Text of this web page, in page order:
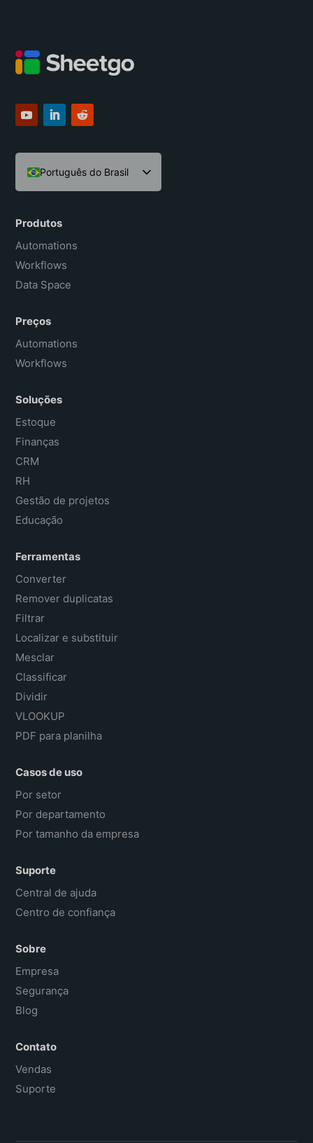
Português do Brasil
English
Español
Français
Produtos
Automations
Workflows
Data Space
Preços
Automations
Workflows
Soluções
Estoque
Finanças
CRM
RH
Gestão de projetos
Educação
Ferramentas
Converter
Remover duplicatas
Filtrar
Localizar e substituir
Mesclar
Classificar
Dividir
VLOOKUP
PDF para planilha
Casos de uso
Por setor
Por departamento
Por tamanho da empresa
Suporte
Central de ajuda
Centro de confiança
Sobre
Empresa
Segurança
Blog
Contato
Vendas
Suporte